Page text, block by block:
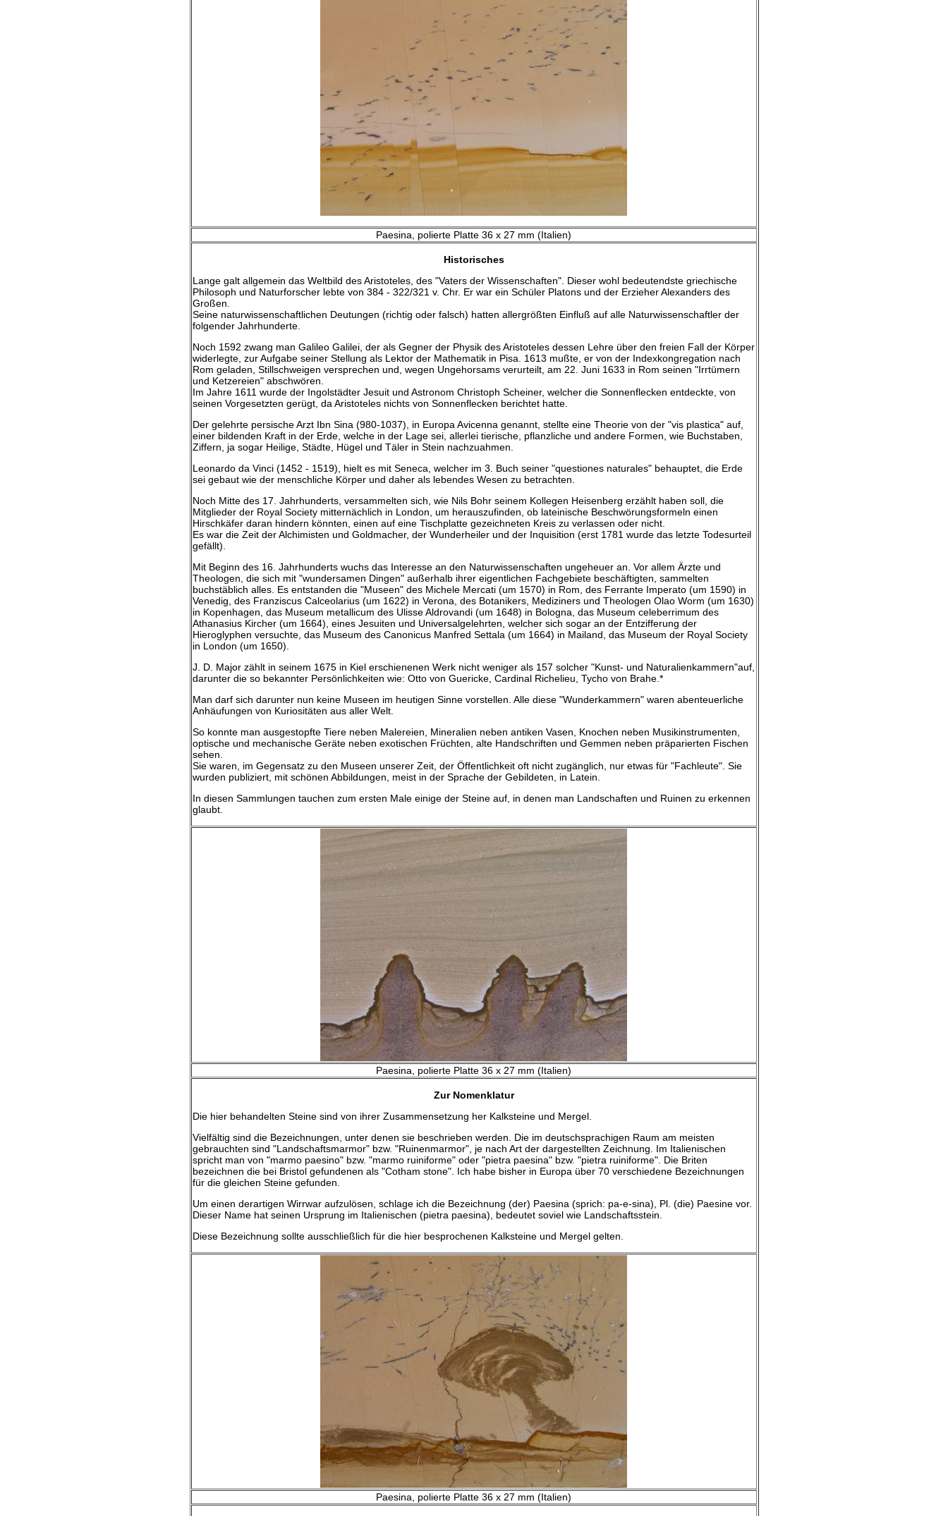
Paesina, polierte Platte 36 x 27 mm (Italien)
Historisches
Lange galt allgemein das Weltbild des Aristoteles, des "Vaters der Wissenschaften". Dieser wohl bedeutendste griechische
Philosoph und Naturforscher lebte von 384 - 322/321 v. Chr. Er war ein Schüler Platons und der Erzieher Alexanders des
Großen.
Seine naturwissenschaftlichen Deutungen (richtig oder falsch) hatten allergrößten Einfluß auf alle Naturwissenschaftler der
folgender Jahrhunderte.
Noch 1592 zwang man Galileo Galilei, der als Gegner der Physik des Aristoteles dessen Lehre über den freien Fall der Körper
widerlegte, zur Aufgabe seiner Stellung als Lektor der Mathematik in Pisa. 1613 mußte, er von der Indexkongregation nach
Rom geladen, Stillschweigen versprechen und, wegen Ungehorsams verurteilt, am 22. Juni 1633 in Rom seinen "Irrtümern
und Ketzereien" abschwören.
Im Jahre 1611 wurde der Ingolstädter Jesuit und Astronom Christoph Scheiner, welcher die Sonnenflecken entdeckte, von
seinen Vorgesetzten gerügt, da Aristoteles nichts von Sonnenflecken berichtet hatte.
Der gelehrte persische Arzt Ibn Sina (980-1037), in Europa Avicenna genannt, stellte eine Theorie von der "vis plastica" auf,
einer bildenden Kraft in der Erde, welche in der Lage sei, allerlei tierische, pflanzliche und andere Formen, wie Buchstaben,
Ziffern, ja sogar Heilige, Städte, Hügel und Täler in Stein nachzuahmen.
Leonardo da Vinci (1452 - 1519), hielt es mit Seneca, welcher im 3. Buch seiner "questiones naturales" behauptet, die Erde
sei gebaut wie der menschliche Körper und daher als lebendes Wesen zu betrachten.
Noch Mitte des 17. Jahrhunderts, versammelten sich, wie Nils Bohr seinem Kollegen Heisenberg erzählt haben soll, die
Mitglieder der Royal Society mitternächlich in London, um herauszufinden, ob lateinische Beschwörungsformeln einen
Hirschkäfer daran hindern könnten, einen auf eine Tischplatte gezeichneten Kreis zu verlassen oder nicht.
Es war die Zeit der Alchimisten und Goldmacher, der Wunderheiler und der Inquisition (erst 1781 wurde das letzte Todesurteil
gefällt).
Mit Beginn des 16. Jahrhunderts wuchs das Interesse an den Naturwissenschaften ungeheuer an. Vor allem Ärzte und
Theologen, die sich mit "wundersamen Dingen" außerhalb ihrer eigentlichen Fachgebiete beschäftigten, sammelten
buchstäblich alles. Es entstanden die "Museen" des Michele Mercati (um 1570) in Rom, des Ferrante Imperato (um 1590) in
Venedig, des Franziscus Calceolarius (um 1622) in Verona, des Botanikers, Mediziners und Theologen Olao Worm (um 1630)
in Kopenhagen, das Museum metallicum des Ulisse Aldrovandi (um 1648) in Bologna, das Museum celeberrimum des
Athanasius Kircher (um 1664), eines Jesuiten und Universalgelehrten, welcher sich sogar an der Entzifferung der
Hieroglyphen versuchte, das Museum des Canonicus Manfred Settala (um 1664) in Mailand, das Museum der Royal Society
in London (um 1650).
J. D. Major zählt in seinem 1675 in Kiel erschienenen Werk nicht weniger als 157 solcher "Kunst- und Naturalienkammern"auf,
darunter die so bekannter Persönlichkeiten wie: Otto von Guericke, Cardinal Richelieu, Tycho von Brahe.*
Man darf sich darunter nun keine Museen im heutigen Sinne vorstellen. Alle diese "Wunderkammern" waren abenteuerliche
Anhäufungen von Kuriositäten aus aller Welt.
So konnte man ausgestopfte Tiere neben Malereien, Mineralien neben antiken Vasen, Knochen neben Musikinstrumenten,
optische und mechanische Geräte neben exotischen Früchten, alte Handschriften und Gemmen neben präparierten Fischen
sehen.
Sie waren, im Gegensatz zu den Museen unserer Zeit, der Öffentlichkeit oft nicht zugänglich, nur etwas für "Fachleute". Sie
wurden publiziert, mit schönen Abbildungen, meist in der Sprache der Gebildeten, in Latein.
In diesen Sammlungen tauchen zum ersten Male einige der Steine auf, in denen man Landschaften und Ruinen zu erkennen
glaubt.
Paesina, polierte Platte 36 x 27 mm (Italien)
Zur Nomenklatur
Die hier behandelten Steine sind von ihrer Zusammensetzung her Kalksteine und Mergel.
Vielfältig sind die Bezeichnungen, unter denen sie beschrieben werden. Die im deutschsprachigen Raum am meisten
gebrauchten sind "Landschaftsmarmor" bzw. "Ruinenmarmor", je nach Art der dargestellten Zeichnung. Im Italienischen
spricht man von "marmo paesino" bzw. "marmo ruiniforme" oder "pietra paesina" bzw. "pietra ruiniforme". Die Briten
bezeichnen die bei Bristol gefundenen als "Cotham stone". Ich habe bisher in Europa über 70 verschiedene Bezeichnungen
für die gleichen Steine gefunden.
Um einen derartigen Wirrwar aufzulösen, schlage ich die Bezeichnung (der) Paesina (sprich: pa-e-sina), Pl. (die) Paesine vor.
Dieser Name hat seinen Ursprung im Italienischen (pietra paesina), bedeutet soviel wie Landschaftsstein.
Diese Bezeichnung sollte ausschließlich für die hier besprochenen Kalksteine und Mergel gelten.
Paesina, polierte Platte 36 x 27 mm (Italien)